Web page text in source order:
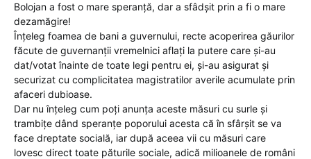
Bolojan a fost o mare speranță, dar a sfâdșit prin a fi o mare
dezamăgire!
Înțeleg foamea de bani a guvernului, recte acoperirea găurilor
făcute de guvernanții vremelnici aflați la putere care și-au
dat/votat înainte de toate legi pentru ei, și-au asigurat și
securizat cu complicitatea magistratilor averile acumulate prin
afaceri dubioase.
Dar nu înțeleg cum poți anunța aceste măsuri cu surle și
trambițe dând speranțe poporului acesta că în sfârșit se va
face dreptate socială, iar după aceea vii cu măsuri care
lovesc direct toate păturile sociale, adică milioanele de români